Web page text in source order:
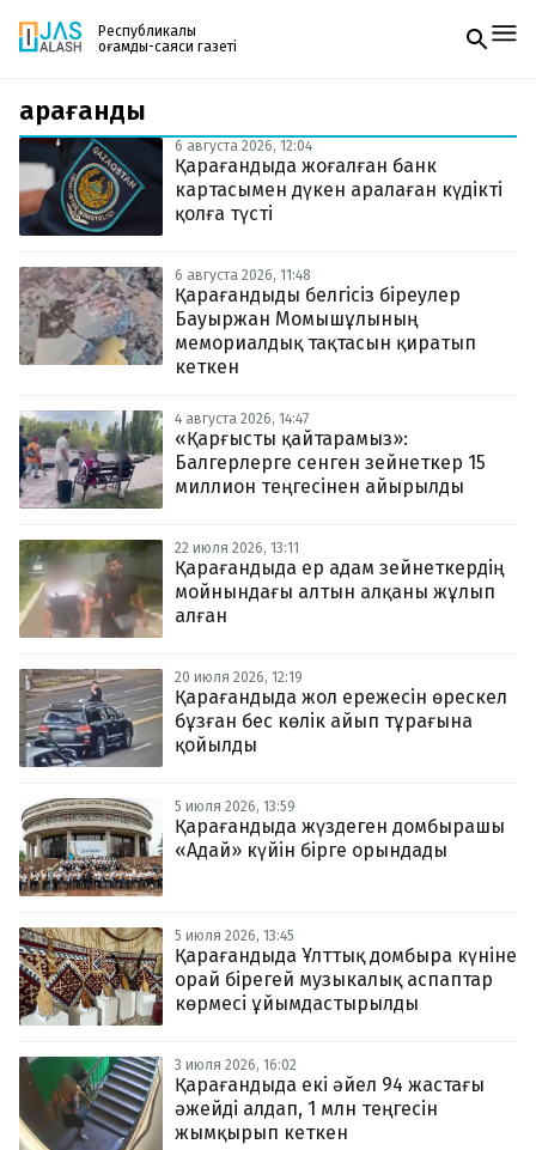
Республикалық
қоғамдық-саяси газеті
Жаңалықтар
Спорт
Live
Руханият
Аймақ
Архив
Заң және тәртіп
Редакциямен байланыс
+7 708 604 51 06
Жарнама бөлімі
zhasalash100@gmail.com
Газетке жазылу
PDF форматтағы газетті ай сайын электронды
поштаңызға алып отырыңыз. Жаңа нөмір
шыққан сәтте сізге бірден жіберіледі. Тек email
қарағанды
6 августа 2026, 12:04
Қарағандыда жоғалған банк
картасымен дүкен аралаған күдікті
қолға түсті
6 августа 2026, 11:48
Қарағандыды белгісіз біреулер
Бауыржан Момышұлының
мемориалдық тақтасын қиратып
кеткен
4 августа 2026, 14:47
«Қарғысты қайтарамыз»:
Балгерлерге сенген зейнеткер 15
миллион теңгесінен айырылды
22 июля 2026, 13:11
Қарағандыда ер адам зейнеткердің
мойнындағы алтын алқаны жұлып
алған
20 июля 2026, 12:19
Қарағандыда жол ережесін өрескел
бұзған бес көлік айып тұрағына
қойылды
5 июля 2026, 13:59
Қарағандыда жүздеген домбырашы
«Адай» күйін бірге орындады
5 июля 2026, 13:45
Қарағандыда Ұлттық домбыра күніне
орай бірегей музыкалық аспаптар
көрмесі ұйымдастырылды
3 июля 2026, 16:02
Қарағандыда екі әйел 94 жастағы
әжейді алдап, 1 млн теңгесін
жымқырып кеткен